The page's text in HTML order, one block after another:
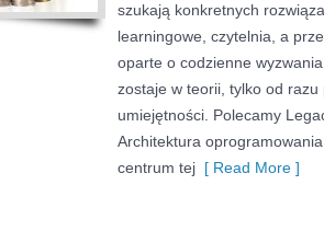
szukają konkretnych
learningowe, czytelnia, a
oparte o codzienne
zostaje w teorii, tylko od razu
umiejętności. Polecamy
Architektura
centrum tej [ Read More ]